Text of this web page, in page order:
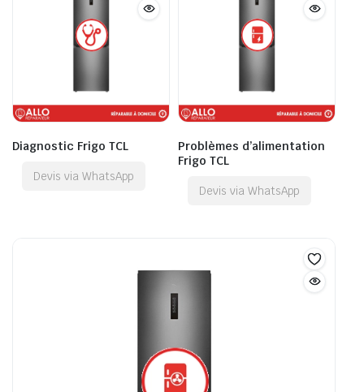
Diagnostic Frigo TCL
Devis via WhatsApp
Problèmes d’alimentation
Frigo TCL
Devis via WhatsApp